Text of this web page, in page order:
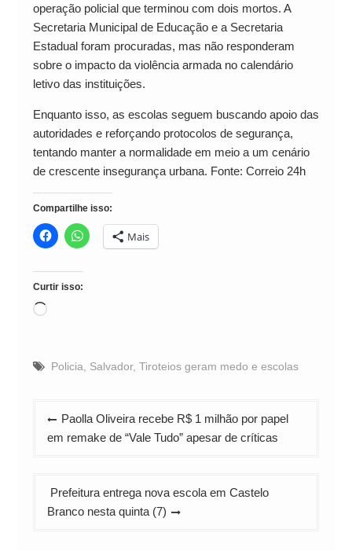
operação policial que terminou com dois mortos. A
Secretaria Municipal de Educação e a Secretaria
Estadual foram procuradas, mas não responderam
sobre o impacto da violência armada no calendário
letivo das instituições.
Enquanto isso, as escolas seguem buscando apoio das
autoridades e reforçando protocolos de segurança,
tentando manter a normalidade em meio a um cenário
de crescente insegurança urbana. Fonte: Correio 24h
Compartilhe isso:
Mais
Curtir isso:
Carregando...
Policia Salvador, Tiroteios geram medo e escolas
Navegação
de
Paolla Oliveira recebe R$ 1 milhão por papel
em remake de “Vale Tudo” apesar de críticas
Prefeitura entrega nova escola em Castelo
Branco nesta quinta (7)